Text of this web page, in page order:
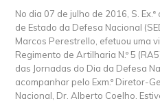
No dia 07 de julho de 2016, S.
de Estado da Defesa Nacional
Marcos Perestrello, efetuou uma
Regimento de Artilharia N.º 5
das Jornadas do Dia da Defesa
acompanhar pelo Exm.º Diretor-
Nacional, Dr. Alberto Coelho.